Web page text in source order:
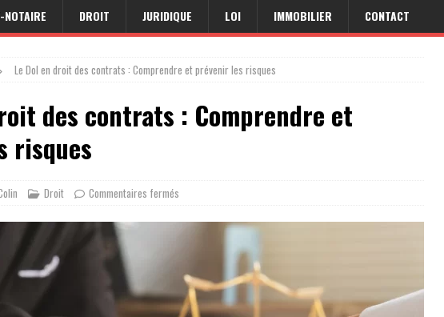
NOTAIRE DROIT JURIDIQUE LOI IMMOBILIER CONTACT
Le Dol en droit des contrats : Comprendre et prévenir les risques
des contrats : Comprendre et
risques
Droit Commentaires fermés